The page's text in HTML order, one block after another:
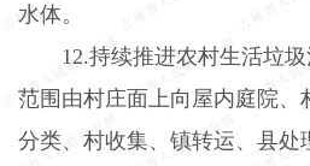
水体。
12.持续推进农村生活垃
范围由村庄面上向屋内庭院、
分类、村收集、镇转运、县处